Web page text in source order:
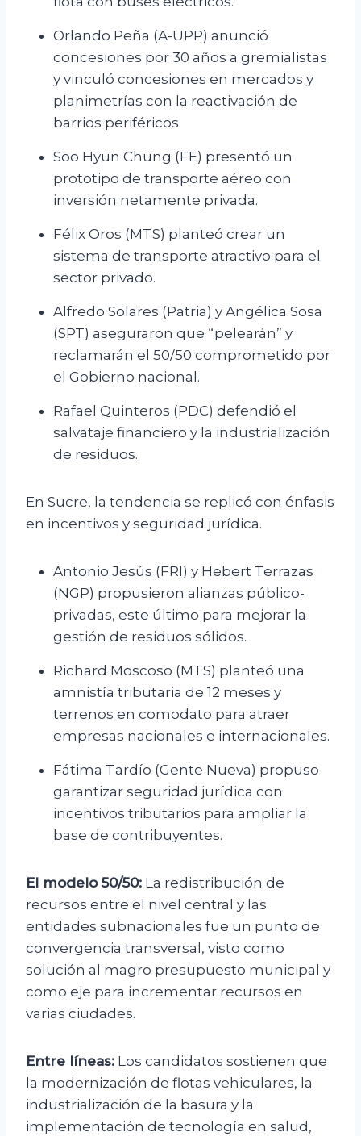
Orlando Peña (A-UPP) anunció
concesiones por 30 años a gremialistas
y vinculó concesiones en mercados y
planimetrías con la reactivación de
barrios periféricos.
Soo Hyun Chung (FE) presentó un
prototipo de transporte aéreo con
inversión netamente privada.
Félix Oros (MTS) planteó crear un
sistema de transporte atractivo para el
sector privado.
Alfredo Solares (Patria) y Angélica Sosa
(SPT) aseguraron que “pelearán” y
reclamarán el 50/50 comprometido por
el Gobierno nacional.
Rafael Quinteros (PDC) defendió el
salvataje financiero y la industrialización
de residuos.
En Sucre, la tendencia se replicó con énfasis
en incentivos y seguridad jurídica.
Antonio Jesús (FRI) y Hebert Terrazas
(NGP) propusieron alianzas público-
privadas, este último para mejorar la
gestión de residuos sólidos.
Richard Moscoso (MTS) planteó una
amnistía tributaria de 12 meses y
terrenos en comodato para atraer
empresas nacionales e internacionales.
Fátima Tardío (Gente Nueva) propuso
garantizar seguridad jurídica con
incentivos tributarios para ampliar la
base de contribuyentes.
El modelo 50/50: La redistribución de
recursos entre el nivel central y las
entidades subnacionales fue un punto de
convergencia transversal, visto como
solución al magro presupuesto municipal y
como eje para incrementar recursos en
varias ciudades.
Entre líneas: Los candidatos sostienen que
la modernización de flotas vehiculares, la
industrialización de la basura y la
implementación de tecnología en salud,